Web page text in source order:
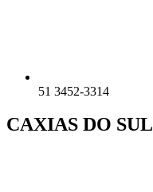
51 3452-3314
CAXIAS DO SUL